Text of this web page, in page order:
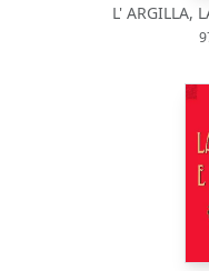
L' ARGILLA,